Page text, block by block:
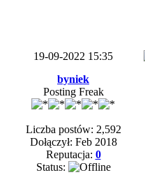
19-09-2022 15:35
byniek
Posting Freak
Liczba postów: 2,592
Dołączył: Feb 2018
Reputacja: 0
Status: